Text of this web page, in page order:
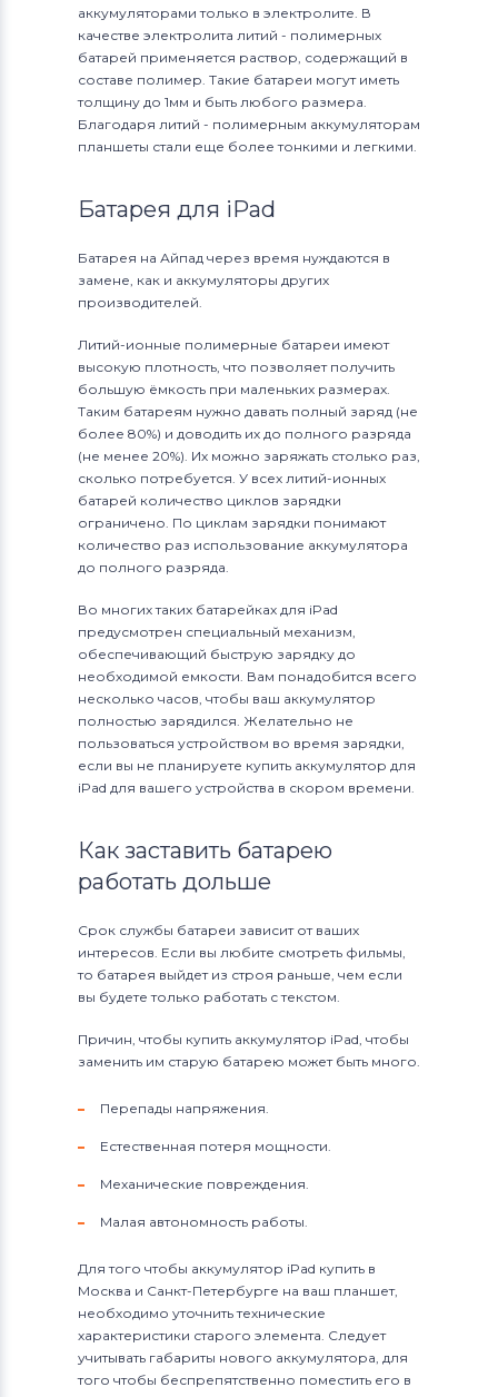
аккумуляторами только в электролите. В
качестве электролита литий - полимерных
батарей применяется раствор, содержащий в
составе полимер. Такие батареи могут иметь
толщину до 1мм и быть любого размера.
Благодаря литий - полимерным аккумуляторам
планшеты стали еще более тонкими и легкими.
Батарея для iPad
Батарея на Айпад через время нуждаются в
замене, как и аккумуляторы других
производителей.
Литий-ионные полимерные батареи имеют
высокую плотность, что позволяет получить
большую ёмкость при маленьких размерах.
Таким батареям нужно давать полный заряд (не
более 80%) и доводить их до полного разряда
(не менее 20%). Их можно заряжать столько раз,
сколько потребуется. У всех литий-ионных
батарей количество циклов зарядки
ограничено. По циклам зарядки понимают
количество раз использование аккумулятора
до полного разряда.
Во многих таких батарейках для iPad
предусмотрен специальный механизм,
обеспечивающий быструю зарядку до
необходимой емкости. Вам понадобится всего
несколько часов, чтобы ваш аккумулятор
полностью зарядился. Желательно не
пользоваться устройством во время зарядки,
если вы не планируете купить аккумулятор для
iPad для вашего устройства в скором времени.
Как заставить батарею
работать дольше
Срок службы батареи зависит от ваших
интересов. Если вы любите смотреть фильмы,
то батарея выйдет из строя раньше, чем если
вы будете только работать с текстом.
Причин, чтобы купить аккумулятор iPad, чтобы
заменить им старую батарею может быть много.
Перепады напряжения.
Естественная потеря мощности.
Механические повреждения.
Малая автономность работы.
Для того чтобы аккумулятор iPad купить в
Москва и Санкт-Петербурге на ваш планшет,
необходимо уточнить технические
характеристики старого элемента. Следует
учитывать габариты нового аккумулятора, для
того чтобы беспрепятственно поместить его в